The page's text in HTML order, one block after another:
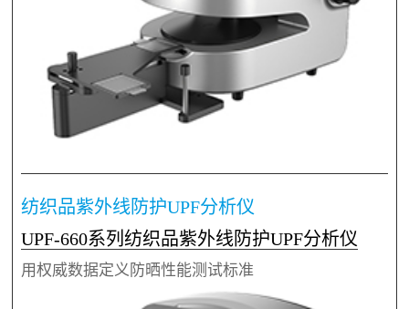
纺织品紫外线防护UPF分析仪
UPF-660系列纺织品紫外线防护UPF分析仪
用权威数据定义防晒性能测试标准